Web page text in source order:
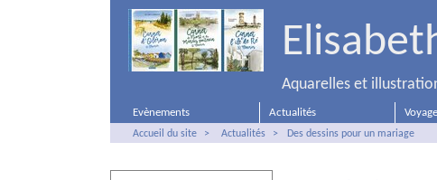
Aquarelles et
Evènements Actualités
Accueil du site > Actualités > Des dessins pour un mariage